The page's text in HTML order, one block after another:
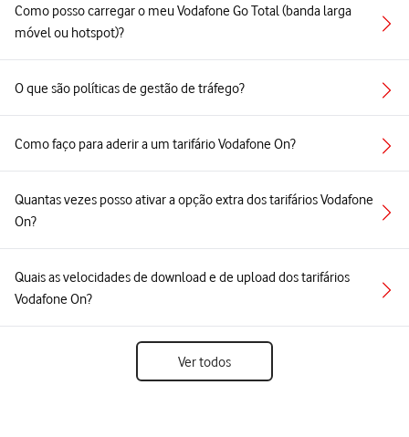
Como posso carregar o meu Vodafone Go Total (banda larga
móvel ou hotspot)?
O que são políticas de gestão de tráfego?
Como faço para aderir a um tarifário Vodafone On?
Quantas vezes posso ativar a opção extra dos tarifários Vodafone
On?
Quais as velocidades de download e de upload dos tarifários
Vodafone On?
Ver todos